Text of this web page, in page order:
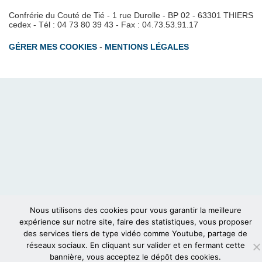
Confrérie du Couté de Tié - 1 rue Durolle - BP 02 - 63301 THIERS
cedex - Tél : 04 73 80 39 43 - Fax : 04.73.53.91.17
GÉRER MES COOKIES - MENTIONS LÉGALES
Nous utilisons des cookies pour vous garantir la meilleure
expérience sur notre site, faire des statistiques, vous proposer
des services tiers de type vidéo comme Youtube, partage de
réseaux sociaux. En cliquant sur valider et en fermant cette
bannière, vous acceptez le dépôt des cookies.